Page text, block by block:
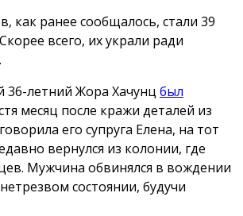
как ранее сообщалось, стали 39
всего, их украли ради
36-летний Жора Хачунц был
месяц после кражи деталей из
его супруга Елена, на тот
вернулся из колонии, где
Мужчина обвинялся в вождении
состоянии, будучи